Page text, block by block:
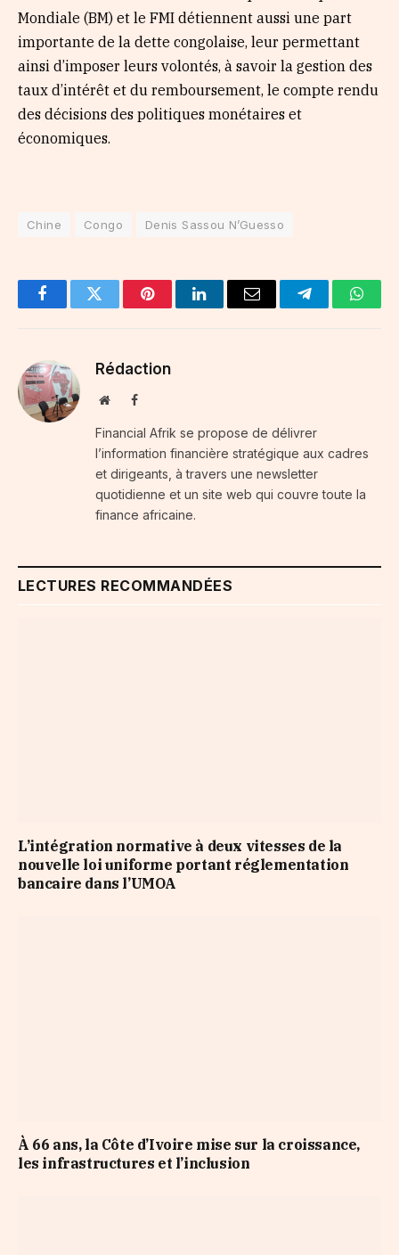
Mondiale (BM) et le FMI détiennent aussi une part
importante de la dette congolaise, leur permettant
ainsi d’imposer leurs volontés, à savoir la gestion des
taux d’intérêt et du remboursement, le compte rendu
des décisions des politiques monétaires et
économiques.
Chine Congo Denis Sassou N’Guesso
FacebookTwitter PinterestLinkedInEmail Telegram
Rédaction
WebsiteFacebook
Financial Afrik se propose de délivrer
l’information financière stratégique aux cadres
et dirigeants, à travers une newsletter
quotidienne et un site web qui couvre toute la
finance africaine.
LECTURES RECOMMANDÉES
L’intégration normative à deux vitesses de la
nouvelle loi uniforme portant réglementation
bancaire dans l’UMOA
À 66 ans, la Côte d’Ivoire mise sur la croissance,
les infrastructures et l’inclusion